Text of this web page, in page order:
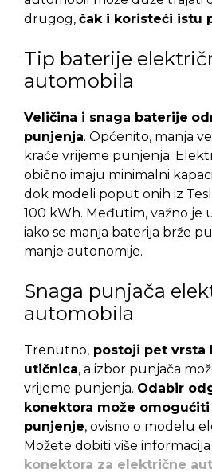
drugog, čak i koristeći istu
Tip baterije
automobila
Veličina i snaga baterije
punjenja. Općenito, manja
kraće vrijeme punjenja.
obično imaju minimalni
dok modeli poput onih iz
100 kWh. Međutim, važno je
iako se manja baterija brže
manje autonomije.
Snaga punjača
automobila
Trenutno, postoji pet vrsta
utičnica, a izbor punjača
vrijeme punjenja. Odabir
konektora može
punjenje, ovisno o modelu
Možete dobiti više
konektora za električne